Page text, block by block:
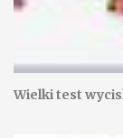
Wielki test